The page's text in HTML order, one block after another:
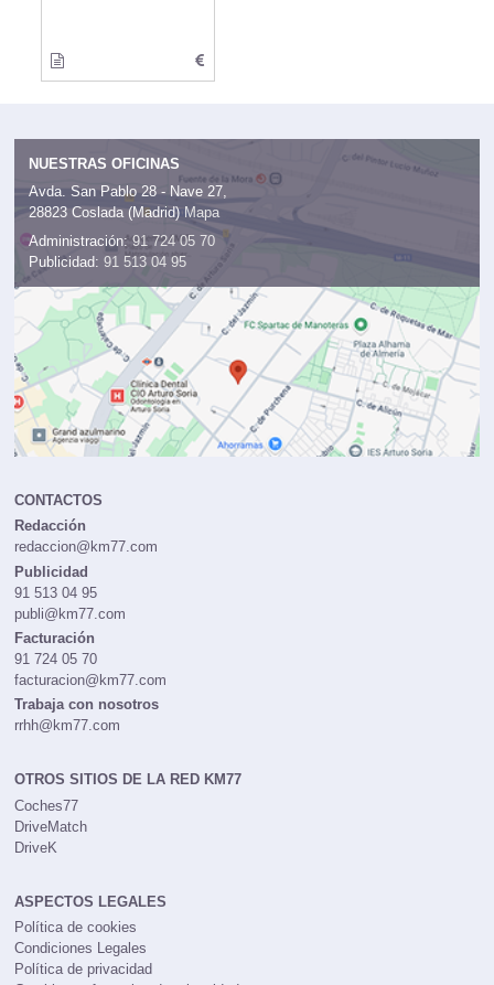
NUESTRAS OFICINAS
Avda. San Pablo 28 - Nave 27,
28823 Coslada (Madrid) Mapa
Administración: 91 724 05 70
Publicidad: 91 513 04 95
CONTACTOS
Redacción
redaccion@km77.com
Publicidad
91 513 04 95
publi@km77.com
Facturación
91 724 05 70
facturacion@km77.com
Trabaja con nosotros
rrhh@km77.com
OTROS SITIOS DE LA RED KM77
Coches77
DriveMatch
DriveK
ASPECTOS LEGALES
Política de cookies
Condiciones Legales
Política de privacidad